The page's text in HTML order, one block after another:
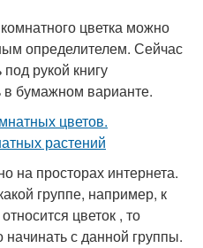
цветка можно
определителем. Сейчас
рукой книгу
в бумажном варианте.
на просторах интернета.
группе, например, к
цветок , то
с данной группы.